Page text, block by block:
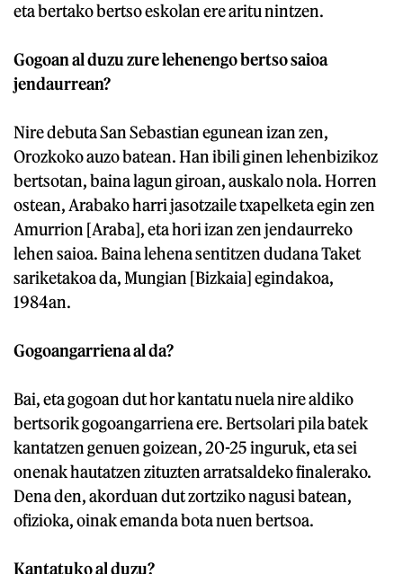
eta bertako bertso eskolan ere aritu nintzen.
Gogoan al duzu zure lehenengo bertso saioa
jendaurrean?
Nire debuta San Sebastian egunean izan zen,
Orozkoko auzo batean. Han ibili ginen lehenbizikoz
bertsotan, baina lagun giroan, auskalo nola. Horren
ostean, Arabako harri jasotzaile txapelketa egin zen
Amurrion [Araba], eta hori izan zen jendaurreko
lehen saioa. Baina lehena sentitzen dudana Taket
sariketakoa da, Mungian [Bizkaia] egindakoa,
1984an.
Gogoangarriena al da?
Bai, eta gogoan dut hor kantatu nuela nire aldiko
bertsorik gogoangarriena ere. Bertsolari pila batek
kantatzen genuen goizean, 20-25 inguruk, eta sei
onenak hautatzen zituzten arratsaldeko finalerako.
Dena den, akorduan dut zortziko nagusi batean,
ofizioka, oinak emanda bota nuen bertsoa.
Kantatuko al duzu?